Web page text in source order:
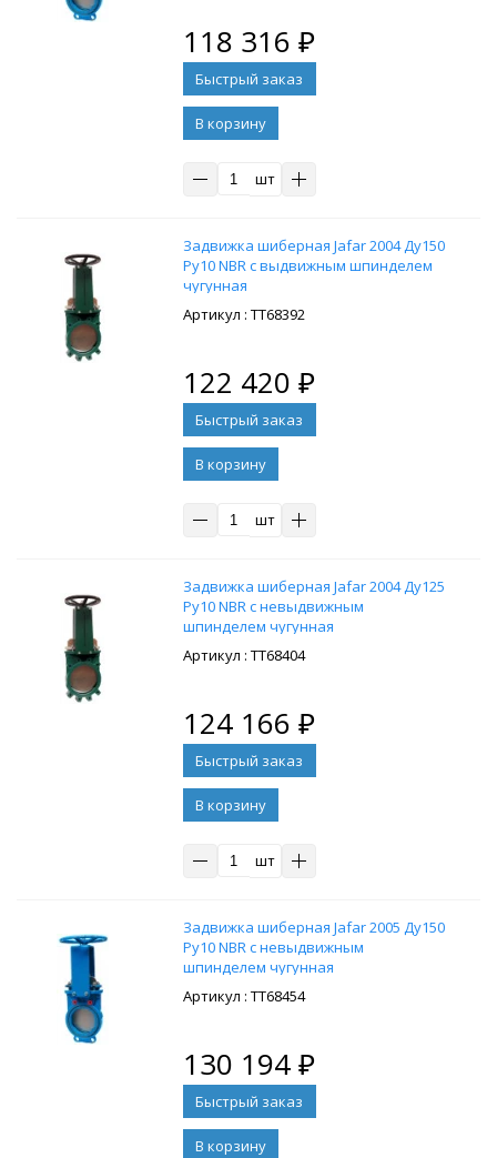
118 316 ₽
В корзину
шт
Задвижка шиберная Jafar 2004 Ду150
Ру10 NBR с выдвижным шпинделем
чугунная
: ТТ68392
122 420 ₽
В корзину
шт
Задвижка шиберная Jafar 2004 Ду125
Ру10 NBR с невыдвижным
шпинделем чугунная
: ТТ68404
124 166 ₽
В корзину
шт
Задвижка шиберная Jafar 2005 Ду150
Ру10 NBR с невыдвижным
шпинделем чугунная
: ТТ68454
130 194₽
В корзину